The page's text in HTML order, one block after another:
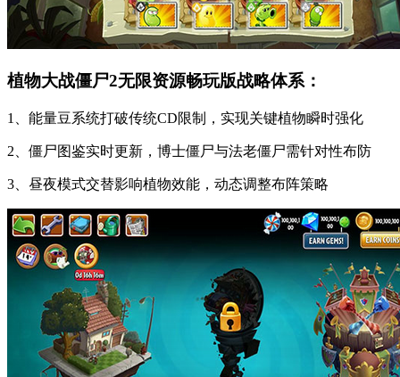
植物大战僵尸2无限资源畅玩版战略体系：
1、能量豆系统打破传统CD限制，实现关键植物瞬时强化
2、僵尸图鉴实时更新，博士僵尸与法老僵尸需针对性布防
3、昼夜模式交替影响植物效能，动态调整布阵策略